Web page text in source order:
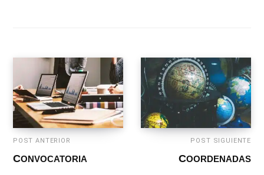
POST ANTERIOR
CONVOCATORIA
POST SIGUIENTE
COORDENADAS